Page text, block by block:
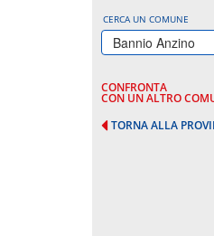
CERCA UN COMUNE
Bannio Anzino
CONFRONTA
CON UN ALTRO
TORNA ALLA